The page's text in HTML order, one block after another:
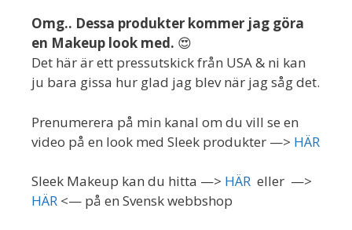
Omg.. Dessa produkter kommer jag göra
en Makeup look med. 😍
Det här är ett pressutskick från USA & ni kan
ju bara gissa hur glad jag blev när jag såg det.
Prenumerera på min kanal om du vill se en
video på en look med Sleek produkter —> HÄR
Sleek Makeup kan du hitta —> HÄR eller —>
HÄR <— på en Svensk webbshop